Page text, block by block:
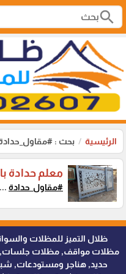
search
الرئيسية بحث :
معلم حدادة
#مقاول_حدادة ...
مظلات مواقف, مظلات جلسات,
حديد, هناجر ومستودعات,